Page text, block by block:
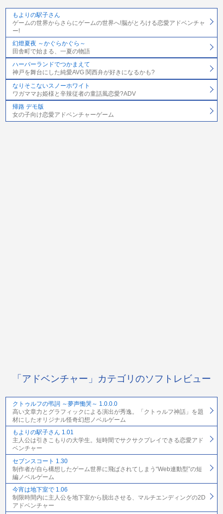
もよりの駅子さん
ゲームの世界からさらにゲームの世界へ!脳がとろける恋愛アドベンチャ
ー!
幻燈夏夜 ～かぐらかぐら～
田舎町で始まる、一夏の物語
ハーバーランドでつかまえて
神戸を舞台にした純愛AVG 関西弁が好きになるかも?
なりそこないスノーホワイト
ワガママお姫様と辛辣従者の童話風恋愛?ADV
帰路 デモ版
女の子向け恋愛アドベンチャーゲーム
「アドベンチャー」カテゴリのソフトレビュー
クトゥルフの弔詞 ～夢声慟哭～ 1.0.0.0
高い文章力とグラフィックによる演出が秀逸。「クトゥルフ神話」を題
材にしたオリジナル怪奇幻想ノベルゲーム
もよりの駅子さん 1.01
主人公は引きこもりの大学生。短時間でサクサクプレイできる恋愛アド
ベンチャー
セブンスコート 1.30
制作者が自ら構想したゲーム世界に飛ばされてしまう“Web連動型”の短
編ノベルゲーム
今宵は地下室で 1.06
制限時間内に主人公を地下室から脱出させる、マルチエンディングの2D
アドベンチャー